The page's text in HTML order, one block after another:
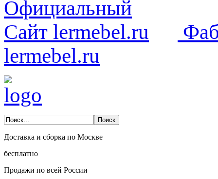
lermebel.ru
Доставка и сборка по Москве
бесплатно
Продажи по всей России